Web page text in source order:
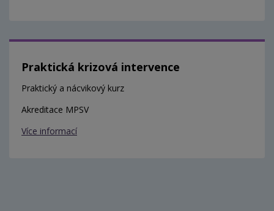
Praktická krizová intervence
Praktický a nácvikový kurz
Akreditace MPSV
Více informací